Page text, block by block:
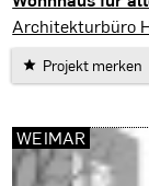
Harra
Architekturbüro
Projekt merken
WEIMAR